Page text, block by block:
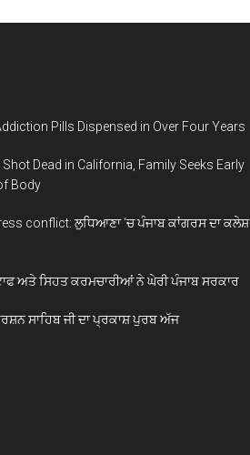
Pills Dispensed in Over Four Years
Dead in California, Family Seeks Early
Body
conflict: ਲੁਧਿਆਣਾ ‘ਚ ਪੰਜਾਬ ਕਾਂਗਰਸ ਦਾ ਕਲੇਸ਼
ਅਤੇ ਸਿਹਤ ਕਰਮਚਾਰੀਆਂ ਨੇ ਘੇਰੀ ਪੰਜਾਬ ਸਰਕਾਰ
ਸਾਹਿਬ ਜੀ ਦਾ ਪ੍ਰਕਾਸ਼ ਪੁਰਬ ਅੱਜ